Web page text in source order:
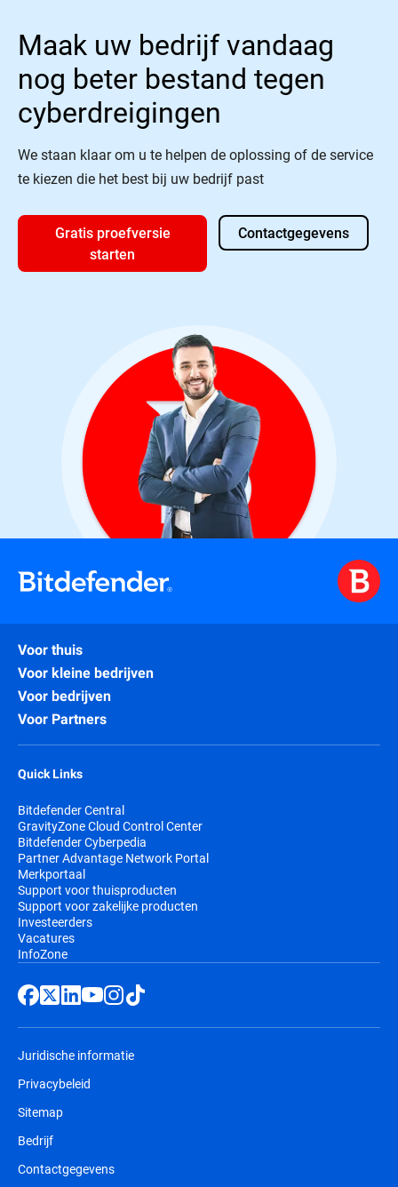
Maak uw bedrijf vandaag
nog beter bestand tegen
cyberdreigingen
We staan klaar om u te helpen de oplossing of de service
te kiezen die het best bij uw bedrijf past
Gratis proefversie
starten
Contactgegevens
Voor thuis
Voor kleine bedrijven
Voor bedrijven
Voor Partners
Quick Links
Bitdefender Central
GravityZone Cloud Control Center
Bitdefender Cyberpedia
Partner Advantage Network Portal
Merkportaal
Support voor thuisproducten
Support voor zakelijke producten
Investeerders
Vacatures
InfoZone
Juridische informatie
Privacybeleid
Sitemap
Bedrijf
Contactgegevens